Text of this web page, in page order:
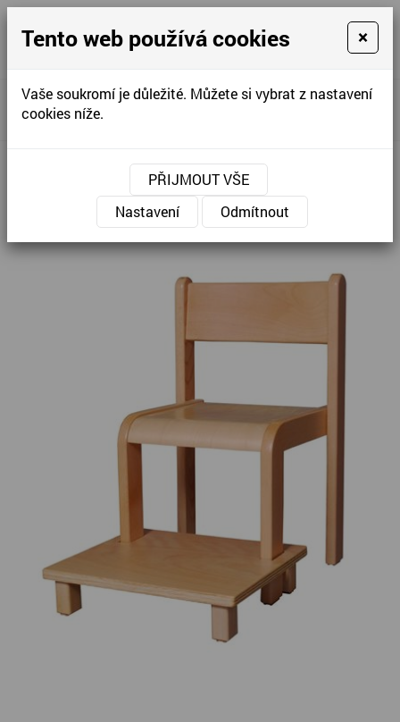
KONTAKTUJTE NÁS
KONTAKTUJTE NÁS
+420
Úvodní stránka » Školy, školky » Drobný nábytek
» Stupínek pro židličku
Stupínek pro židličku
Tento web používá cookies ×
Vaše soukromí je důležité. Můžete si vybrat z nastavení
cookies níže.
PŘIJMOUT VŠE
Nastavení
Odmítnout